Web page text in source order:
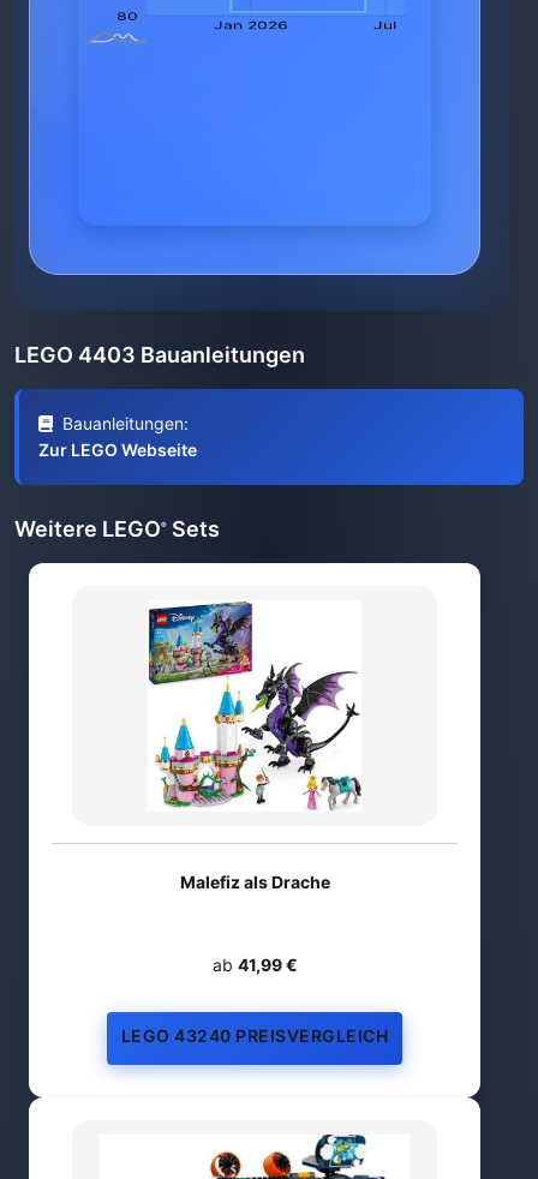
LEGO 4403 Bauanleitungen
Bauanleitungen:
Zur LEGO Webseite
Weitere LEGO® Sets
Malefiz als Drache
ab 41,99 €
LEGO 43240 PREISVERGLEICH